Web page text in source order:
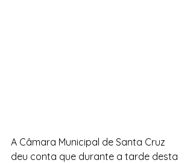
A Câmara Municipal de Santa Cruz
deu conta que durante a tarde desta